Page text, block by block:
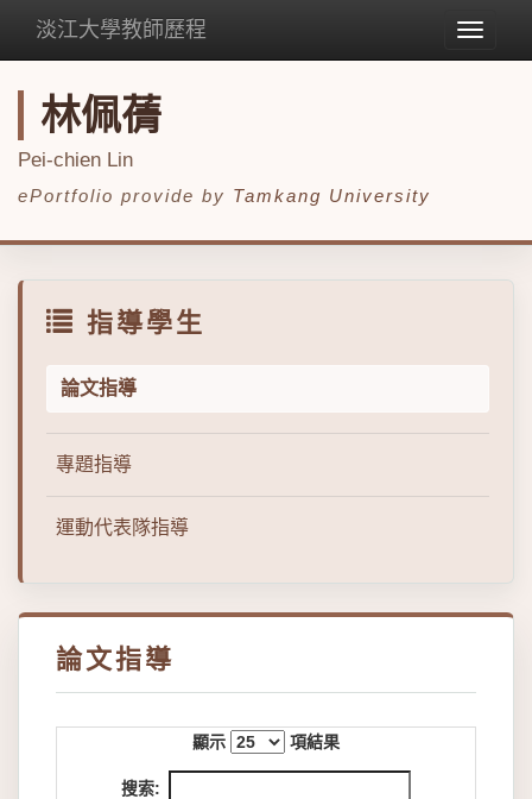
Toggle
淡江大學教師歷程
林佩蒨
Pei-chien Lin
ePortfolio provide by Tamkang University
指導學生
論文指導
專題指導
運動代表隊指導
論文指導
顯示 項結果
搜索: